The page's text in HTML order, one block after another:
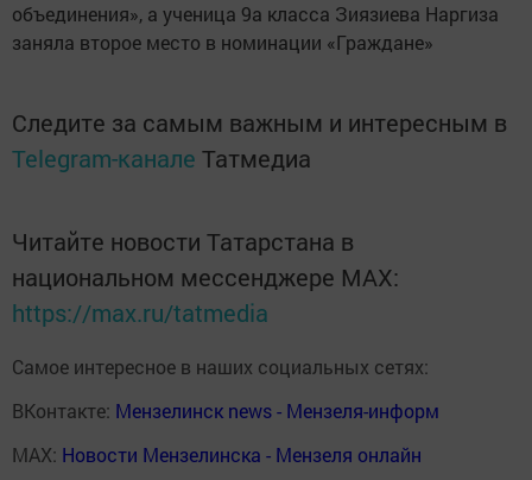
объединения», а ученица 9а класса Зиязиева Наргиза
заняла второе место в номинации «Граждане»
Следите за самым важным и интересным в
Telegram-канале Татмедиа
Читайте новости Татарстана в
национальном мессенджере MАХ:
https://max.ru/tatmedia
Самое интересное в наших социальных сетях:
ВКонтакте: Мензелинск news - Мензеля-информ
MAX: Новости Мензелинска - Мензеля онлайн